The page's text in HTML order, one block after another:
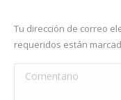
Tu dirección de correo
requeridos están
Comentario